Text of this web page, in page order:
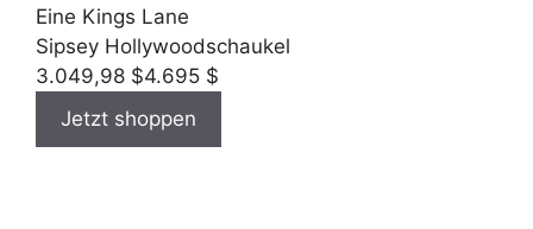
Eine Kings Lane
Sipsey Hollywoodschaukel
3.049,98 $4.695 $
Jetzt shoppen